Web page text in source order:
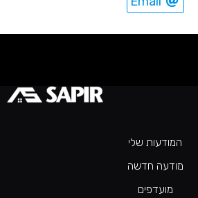
המודעות שלי
מודעה חדשה
מועדפים